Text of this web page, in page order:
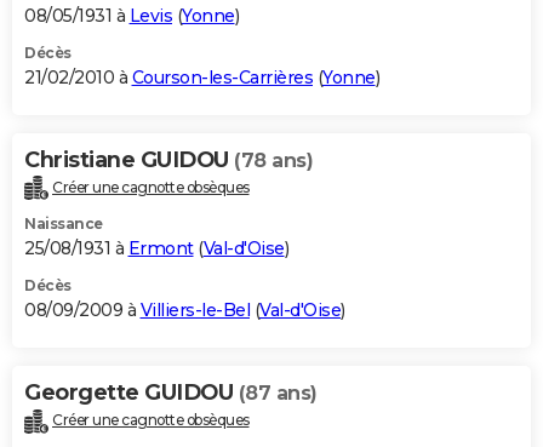
08/05/1931 à Levis (Yonne)
Décès
21/02/2010 à Courson-les-Carrières (Yonne)
Christiane GUIDOU (78 ans)
Créer une cagnotte obsèques
Naissance
25/08/1931 à Ermont(Val-d'Oise)
Décès
08/09/2009 à Villiers-le-Bel (Val-d'Oise)
Georgette GUIDOU (87 ans)
Créer une cagnotte obsèques